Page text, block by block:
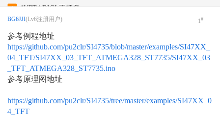
AVRT4 DIGI 不轉發
AS-158海岛编号的诞生
月坨岛登上IOTA海岛名单始末
请教一下阳台鱼竿天线的另一根振子
BG6JJI(Lv6注册用户) 1#
参考例程地址
https://github.com/pu2clr/SI4735/blob/master/examples/SI47XX_
04_TFT/SI47XX_03_TFT_ATMEGA328_ST7735/SI47XX_03
_TFT_ATMEGA328_ST7735.ino
参考原理图地址
https://github.com/pu2clr/SI4735/tree/master/examples/SI47XX_0
4_TFT